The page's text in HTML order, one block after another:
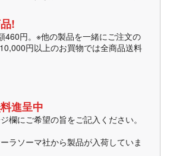
!
460円。※他の製品を一緒にご注文の
円以上のお買物では全商品送料
進呈中
欄にご希望の旨をご記入ください。
ラソーマ社から製品が入荷していま